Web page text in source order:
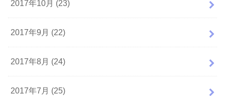
2017年10月 (23)
2017年9月 (22)
2017年8月 (24)
2017年7月 (25)